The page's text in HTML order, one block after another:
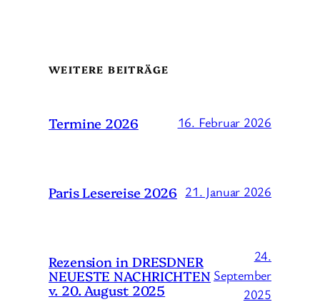
WEITERE BEITRÄGE
Termine 2026 16. Februar 2026
Paris Lesereise 2026 21. Januar 2026
Rezension in DRESDNER
NEUESTE NACHRICHTEN
v. 20. August 2025
24.
September
2025